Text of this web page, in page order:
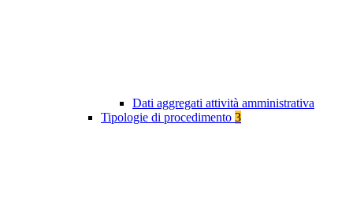
Dati aggregati attività amministrativa
Tipologie di procedimento 3